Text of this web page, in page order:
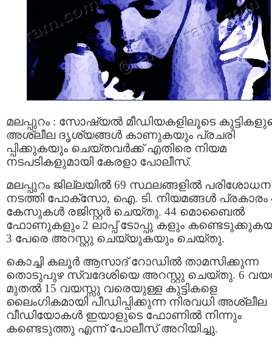
മലപ്പുറം : സോഷ്യൽ മീഡിയകളിലൂടെ
അശ്ലീല ദൃശ്യങ്ങള്‍ കാണുകയും പ്രചരി
പ്പിക്കുകയും ചെയ്തവര്‍ക്ക് എതിരെ നിയമ
നടപടികളുമായി കേരളാ പോലീസ്.
മലപ്പുറം ജില്ലയില്‍ 69 സ്ഥലങ്ങളില്‍ പരിശോധന
നടത്തി പോക്‌സോ, ഐ. ടി. നിയമങ്ങള്‍ പ്രകാരം
കേസുകള്‍ രജിസ്റ്റര്‍ ചെയ്തു. 44 മൊബൈല്‍
ഫോണുകളും 2 ലാപ്പ്‌ ടോപ്പു കളും
3 പേരെ അറസ്റ്റു ചെയ്യുകയും ചെയ്തു.
കൊച്ചി കലൂര്‍ ആസാദ് റോഡില്‍ താമസിക്കുന്ന
തൊടുപുഴ സ്വദേശിയെ അറസ്റ്റു ചെയ്തു. 6
മുതല്‍ 15 വയസ്സു വരെയുള്ള കുട്ടികളെ
ലൈംഗികമായി പീഡിപ്പിക്കുന്ന നിരവധി അശ്ലീല
വീഡിയോകള്‍ ഇയാളുടെ ഫോണിൽ നിന്നും
കണ്ടെടുത്തു എന്ന് പോലീസ് അറിയിച്ചു.